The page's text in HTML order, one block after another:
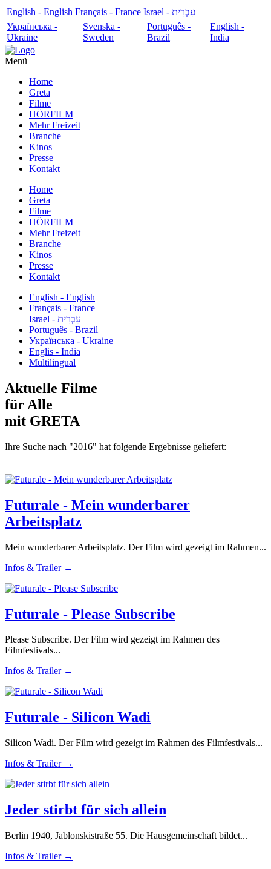
English - English Français - France
עִבְרִית - Israel
Українська -
Ukraine
Svenska -
Sweden
Português -
Brazil
English -
India
Menü
Home
Greta
Filme
HÖRFILM
Mehr Freizeit
Branche
Kinos
Presse
Kontakt
Home
Greta
Filme
HÖRFILM
Mehr Freizeit
Branche
Kinos
Presse
Kontakt
English - English
Français - France
עִבְרִית - Israel
Português - Brazil
Українська - Ukraine
Englis - India
Multilingual
Aktuelle Filme
für Alle
mit GRETA
Ihre Suche nach "2016" hat folgende Ergebnisse geliefert:
Futurale - Mein wunderbarer
Arbeitsplatz
Mein wunderbarer Arbeitsplatz. Der Film wird gezeigt im Rahmen...
Infos & Trailer →
Futurale - Please Subscribe
Please Subscribe. Der Film wird gezeigt im Rahmen des
Filmfestivals...
Infos & Trailer →
Futurale - Silicon Wadi
Silicon Wadi. Der Film wird gezeigt im Rahmen des Filmfestivals...
Infos & Trailer →
Jeder stirbt für sich allein
Berlin 1940, Jablonskistraße 55. Die Hausgemeinschaft bildet...
Infos & Trailer →